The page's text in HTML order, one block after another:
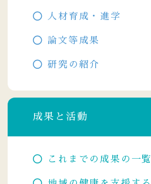
人材育成・進学
論文等成果
研究の紹介
成果と活動
これまでの成果の一覧